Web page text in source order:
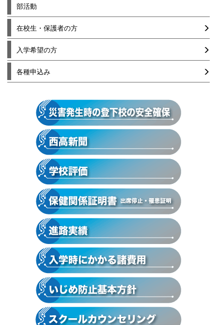
部活動
在校生・保護者の方
入学希望の方
各種申込み